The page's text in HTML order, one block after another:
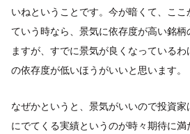
いねということです。今が暗くて、こ
ていう時なら、景気に依存度が高い銘柄
ますが、すでに景気が良くなっている
の依存度が低いほうがいいと思います。
なぜかというと、景気がいいので投資
にでてくる実績というのが時々期待に満